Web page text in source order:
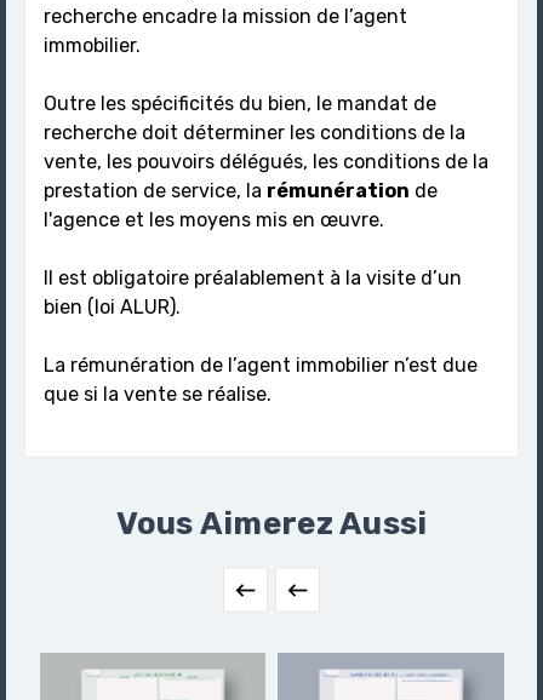
recherche encadre la mission de l’agent
immobilier.
Outre les spécificités du bien, le mandat de
recherche doit déterminer les conditions de la
vente, les pouvoirs délégués, les conditions de la
prestation de service, la rémunération de
l'agence et les moyens mis en œuvre.
Il est obligatoire préalablement à la visite d’un
bien (loi ALUR).
La rémunération de l’agent immobilier n’est due
que si la vente se réalise.
Vous Aimerez Aussi
 